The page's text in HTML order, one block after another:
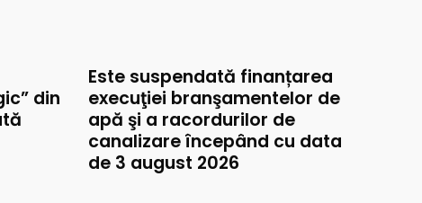
din
Este suspendată finanțarea
execuţiei branşamentelor de
apă şi a racordurilor de
canalizare începând cu data
de 3 august 2026